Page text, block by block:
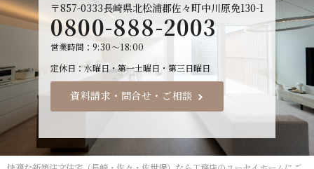
〒857-0333長崎県北松浦郡佐々町中川原免130-1
0800-888-2003
営業時間
9:30～18:00
定休日
水曜日・第一土曜日・第三日曜日
資料請求・問合せ・ご相談